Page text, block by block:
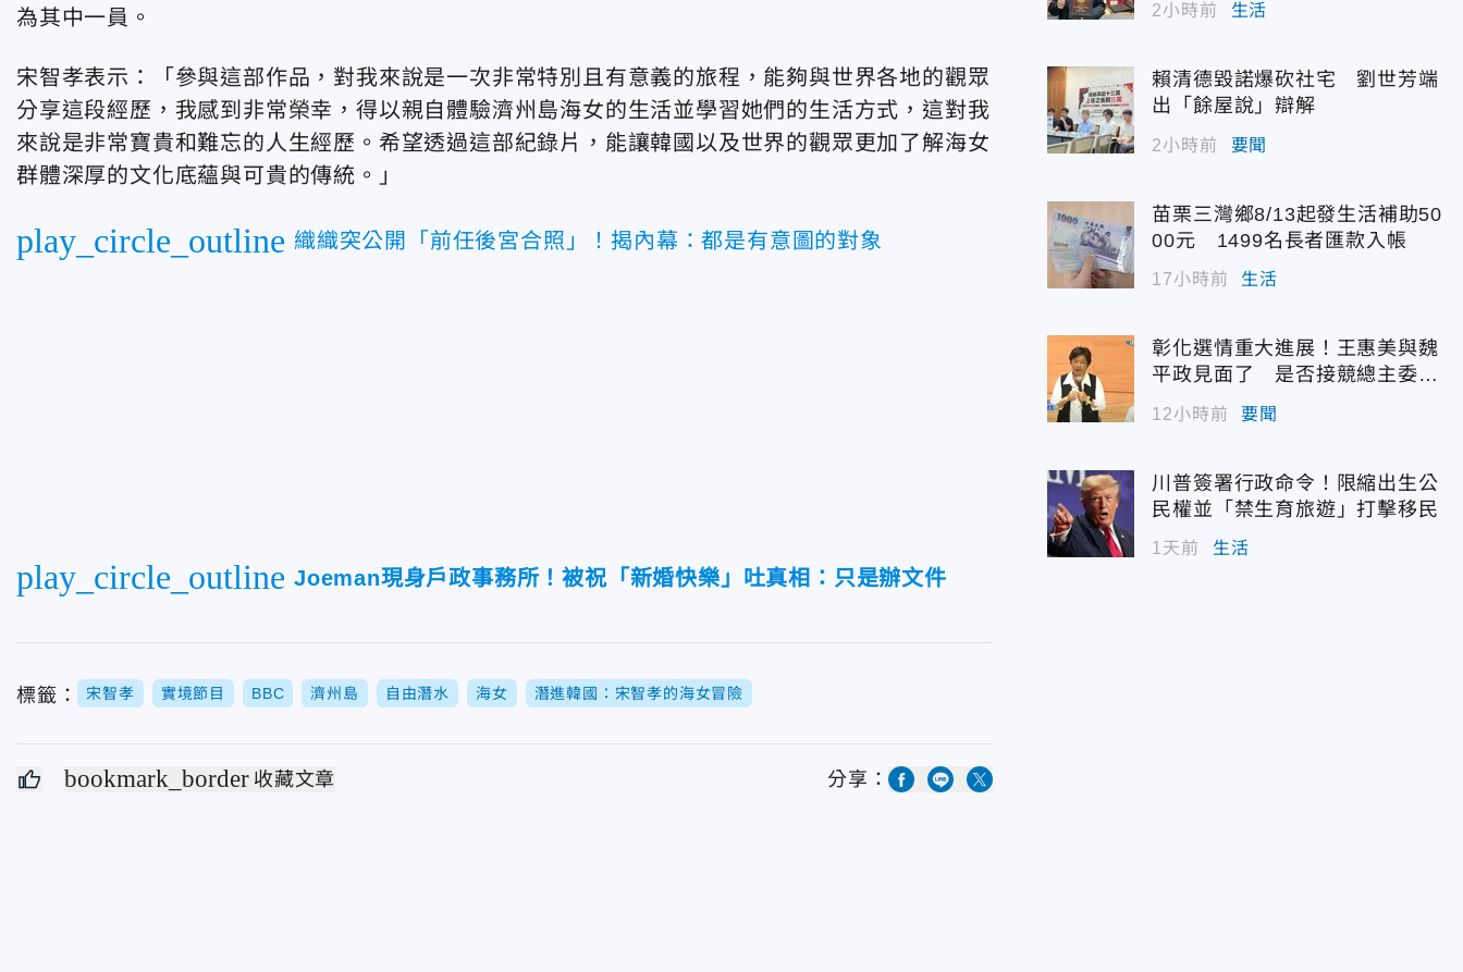
為其中一員。
宋智孝表示：「參與這部作品，對我來說是一次非常特別且有意義的旅程，能夠與世界各地的觀眾
分享這段經歷，我感到非常榮幸，得以親自體驗濟州島海女的生活並學習她們的生活方式，這對我
來說是非常寶貴和難忘的人生經歷。希望透過這部紀錄片，能讓韓國以及世界的觀眾更加了解海女
群體深厚的文化底蘊與可貴的傳統。」
play_circle_outline 織織突公開「前任後宮合照」！揭內幕：都是有意圖的對象
play_circle_outline Joeman現身戶政事務所！被祝「新婚快樂」吐真相：只是辦文件
標籤： 宋智孝 實境節目 BBC 濟州島 自由潛水 海女 潛進韓國：宋智孝的海女冒險
bookmark_border 收藏文章 分享：
2小時前 生活
賴清德毀諾爆砍社宅 劉世芳端
出「餘屋說」辯解
2小時前 要聞
苗栗三灣鄉8/13起發生活補助50
00元 1499名長者匯款入帳
17小時前 生活
彰化選情重大進展！王惠美與魏
平政見面了 是否接競總主委態
度曝光
12小時前 要聞
川普簽署行政命令！限縮出生公
民權並「禁生育旅遊」打擊移民
1天前 生活